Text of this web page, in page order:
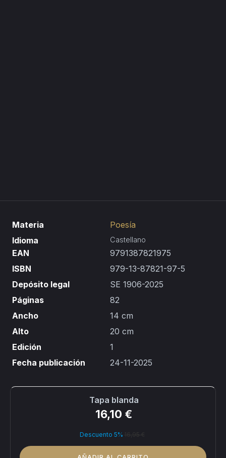
Materia
Poesía
Idioma
Castellano
EAN
9791387821975
ISBN
979-13-87821-97-5
Depósito legal
SE 1906-2025
Páginas
82
Ancho
14 cm
Alto
20 cm
Edición
1
Fecha publicación
24-11-2025
Tapa blanda
16,10 €
Descuento 5%